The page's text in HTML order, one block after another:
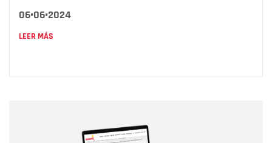
06•06•2024
LEER MÁS